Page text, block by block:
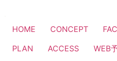
HOME CONCEPT
PLAN
ACCESS WEB